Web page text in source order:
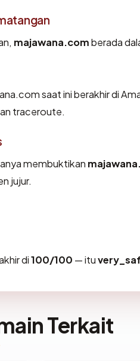
majawana.comberada
saat ini berakhir di
traceroute.
membuktikan
jujur.
di100/100 — itu
Terkait